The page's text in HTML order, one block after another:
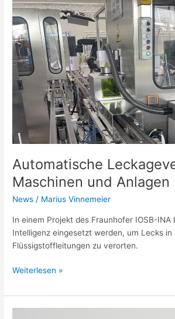
Automatische
Maschinen und Anlagen
News / Marius Vinnemeier
In einem Projekt des Fraunhofer IOSB-INA
Intelligenz eingesetzt werden, um Lecks in
Flüssigstoffleitungen zu verorten.
Leckageverortung
in
Maschinen
und
Anlagen
Weiterlesen »